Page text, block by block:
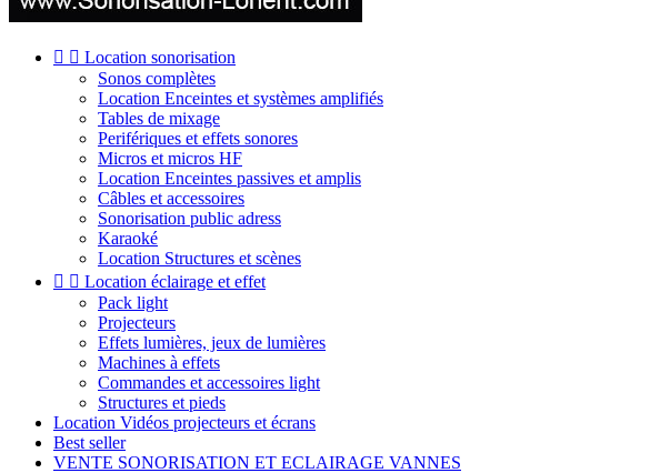
  Location sonorisation
Sonos complètes
Location Enceintes et systèmes amplifiés
Tables de mixage
Perifériques et effets sonores
Micros et micros HF
Location Enceintes passives et amplis
Câbles et accessoires
Sonorisation public adress
Karaoké
Location Structures et scènes
  Location éclairage et effet
Pack light
Projecteurs
Effets lumières, jeux de lumières
Machines à effets
Commandes et accessoires light
Structures et pieds
Location Vidéos projecteurs et écrans
Best seller
VENTE SONORISATION ET ECLAIRAGE VANNES